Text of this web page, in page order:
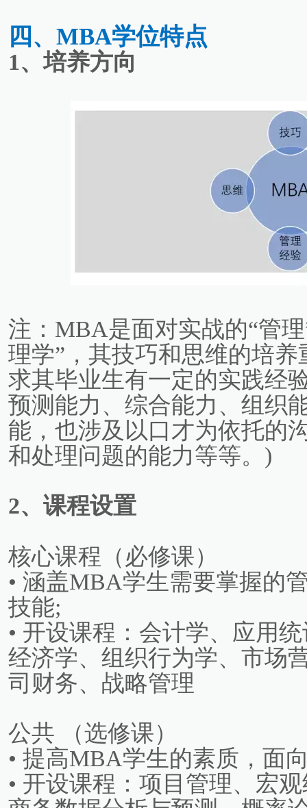
四、MBA学位特点
1、培养方向
注：MBA是面对实战的“管
理学”，其技巧和思维的培
求其毕业生有一定的实践经
预测能力、综合能力、组织
能，也涉及以口才为依托的
和处理问题的能力等等。)
2、课程设置
核心课程（必修课）
• 涵盖MBA学生需要掌握的
技能;
• 开设课程：会计学、应用
经济学、组织行为学、市场
司财务、战略管理
公共 （选修课）
• 提高MBA学生的素质，面
• 开设课程：项目管理、宏